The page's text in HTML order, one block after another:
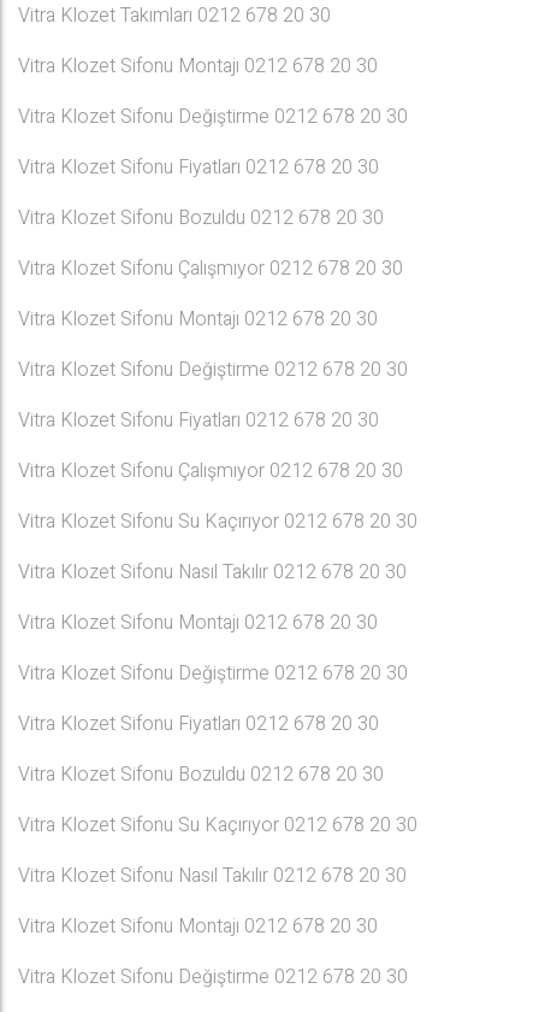
Vitra Klozet Takımları 0212 678 20 30
Vitra Klozet Sifonu Montajı 0212 678 20 30
Vitra Klozet Sifonu Değiştirme 0212 678 20 30
Vitra Klozet Sifonu Fiyatları 0212 678 20 30
Vitra Klozet Sifonu Bozuldu 0212 678 20 30
Vitra Klozet Sifonu Çalışmıyor 0212 678 20 30
Vitra Klozet Sifonu Montajı 0212 678 20 30
Vitra Klozet Sifonu Değiştirme 0212 678 20 30
Vitra Klozet Sifonu Fiyatları 0212 678 20 30
Vitra Klozet Sifonu Çalışmıyor 0212 678 20 30
Vitra Klozet Sifonu Su Kaçırıyor 0212 678 20 30
Vitra Klozet Sifonu Nasıl Takılır 0212 678 20 30
Vitra Klozet Sifonu Montajı 0212 678 20 30
Vitra Klozet Sifonu Değiştirme 0212 678 20 30
Vitra Klozet Sifonu Fiyatları 0212 678 20 30
Vitra Klozet Sifonu Bozuldu 0212 678 20 30
Vitra Klozet Sifonu Su Kaçırıyor 0212 678 20 30
Vitra Klozet Sifonu Nasıl Takılır 0212 678 20 30
Vitra Klozet Sifonu Montajı 0212 678 20 30
Vitra Klozet Sifonu Değiştirme 0212 678 20 30